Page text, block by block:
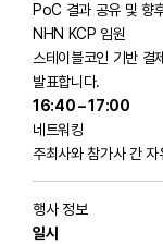
PoC 결과 공유 및 향
NHN KCP 임원
스테이블코인 기반 결
발표합니다.
16:40 – 17:00
네트워킹
주최사와 참가사 간 자
행사 정보
일시